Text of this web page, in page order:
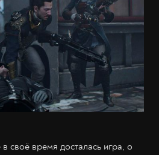
своё время досталась игра, о